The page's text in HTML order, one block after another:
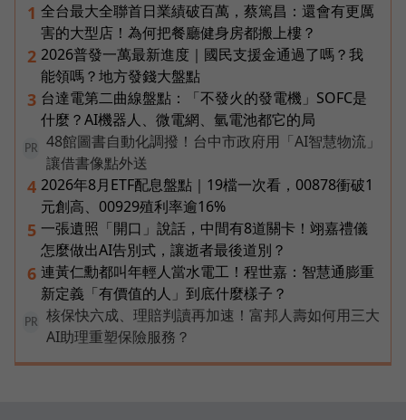
1 全台最大全聯首日業績破百萬，蔡篤昌：還會有更厲
害的大型店！為何把餐廳健身房都搬上樓？
2 2026普發一萬最新進度｜國民支援金通過了嗎？我
能領嗎？地方發錢大盤點
3 台達電第二曲線盤點：「不發火的發電機」SOFC是
什麼？AI機器人、微電網、氫電池都它的局
PR
48館圖書自動化調撥！台中市政府用「AI智慧物流」
讓借書像點外送
4 2026年8月ETF配息盤點｜19檔一次看，00878衝破1
元創高、00929殖利率逾16%
5 一張遺照「開口」說話，中間有8道關卡！翊嘉禮儀
怎麼做出AI告別式，讓逝者最後道別？
6 連黃仁勳都叫年輕人當水電工！程世嘉：智慧通膨重
新定義「有價值的人」到底什麼樣子？
PR
核保快六成、理賠判讀再加速！富邦人壽如何用三大
AI助理重塑保險服務？